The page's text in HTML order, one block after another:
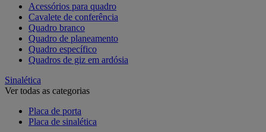
Acessórios para quadro
Cavalete de conferência
Quadro branco
Quadro de planeamento
Quadro específico
Quadros de giz em ardósia
Sinalética
Ver todas as categorias
Placa de porta
Placa de sinalética